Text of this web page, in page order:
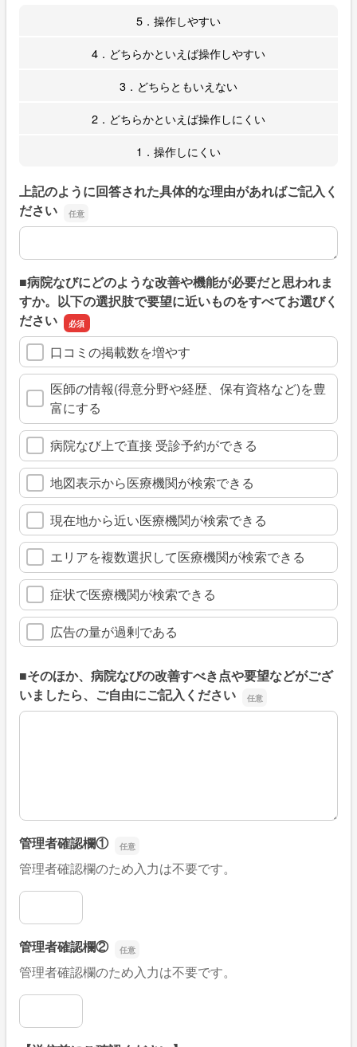
5．操作しやすい
4．どちらかといえば操作しやすい
3．どちらともいえない
2．どちらかといえば操作しにくい
1．操作しにくい
上記のように回答された具体的な理由があればご記入く
ださい
上記のように回答された具体的な理由があればご記入くだ
■病院なびにどのような改善や機能が必要だと思われま
すか。以下の選択肢で要望に近いものをすべてお選びく
ださい
口コミの掲載数を増やす
医師の情報(得意分野や経歴、保有資格など)を豊
富にする
病院なび上で直接 受診予約ができる
地図表示から医療機関が検索できる
現在地から近い医療機関が検索できる
エリアを複数選択して医療機関が検索できる
症状で医療機関が検索できる
広告の量が過剰である
■そのほか、病院なびの改善すべき点や要望などがござ
いましたら、ご自由にご記入ください
■そのほか、病院なびの改善すべき点や要望などがござい
管理者確認欄①
管理者確認欄のため入力は不要です。
管理者確認欄①
管理者確認欄②
管理者確認欄のため入力は不要です。
管理者確認欄②